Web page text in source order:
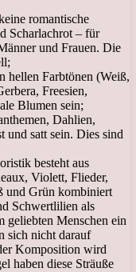
romantische
Scharlachrot – für
und Frauen. Die
hellen Farbtönen (Weiß,
Freesien,
Blumen sein;
Dahlien,
und satt sein. Dies sind
besteht aus
Violett, Flieder,
und Grün kombiniert
Schwertlilien als
geliebten Menschen ein
sich nicht darauf
Komposition wird
haben diese Sträuße